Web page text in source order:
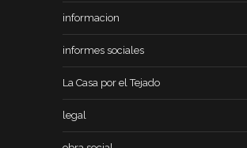
informacion
informes sociales
La Casa por el Tejado
legal